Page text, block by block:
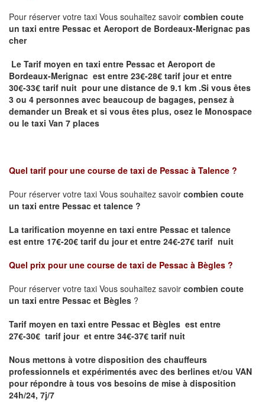
Pour réserver votre taxi Vous souhaitez savoir combien coute
un taxi entre Pessac et Aeroport de Bordeaux-Merignac pas
cher
Le Tarif moyen en taxi entre Pessac et Aeroport de
Bordeaux-Merignac est entre 23€-28€ tarif jour et entre
30€-33€ tarif nuit pour une distance de 9.1 km .Si vous êtes
3 ou 4 personnes avec beaucoup de bagages, pensez à
demander un Break et si vous êtes plus, osez le Monospace
ou le taxi Van 7 places
Quel tarif pour une course de taxi de Pessac à Talence ?
Pour réserver votre taxi Vous souhaitez savoir combien coute
un taxi entre Pessac et talence ?
La tarification moyenne en taxi entre Pessac et talence
est entre 17€-20€ tarif du jour et entre 24€-27€ tarif nuit
Quel prix pour une course de taxi de Pessac à Bègles ?
Pour réserver votre taxi Vous souhaitez savoir combien coute
un taxi entre Pessac et Bègles ?
Tarif moyen en taxi entre Pessac et Bègles est entre
27€-30€ tarif jour et entre 34€-37€ tarif nuit
Nous mettons à votre disposition des chauffeurs
professionnels et expérimentés avec des berlines et/ou VAN
pour répondre à tous vos besoins de mise à disposition
24h/24, 7j/7